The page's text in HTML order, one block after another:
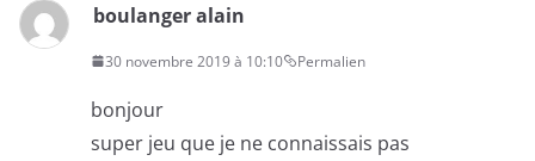
boulanger alain
30 novembre 2019 à 10:10 Permalien
bonjour
super jeu que je ne connaissais pas